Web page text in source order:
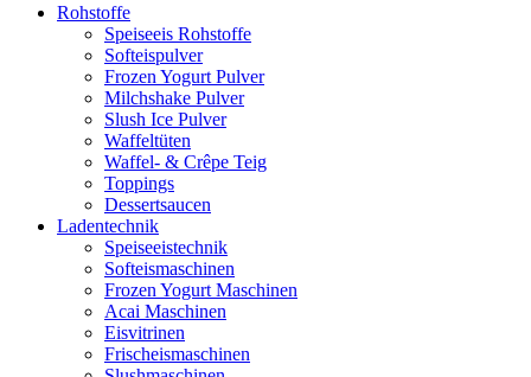
Rohstoffe
Speiseeis Rohstoffe
Softeispulver
Frozen Yogurt Pulver
Milchshake Pulver
Slush Ice Pulver
Waffeltüten
Waffel- & Crêpe Teig
Toppings
Dessertsaucen
Ladentechnik
Speiseeistechnik
Softeismaschinen
Frozen Yogurt Maschinen
Acai Maschinen
Eisvitrinen
Frischeismaschinen